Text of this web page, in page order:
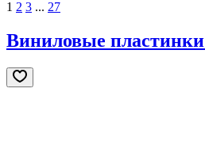
1 2 3 ... 27
Виниловые пластинки